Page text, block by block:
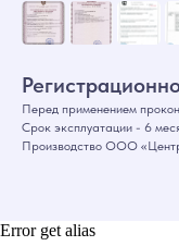
Перед применением
Срок эксплуатации - 6
Производство ООО
Error get alias